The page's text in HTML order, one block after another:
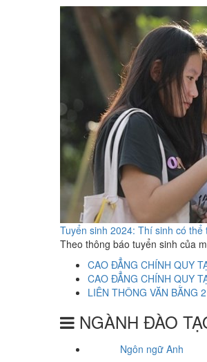
Tuyển sinh 2024: Thí sinh có
Theo thông báo tuyển sinh của
CAO ĐẲNG CHÍNH QUY
CAO ĐẲNG CHÍNH QUY
LIÊN THÔNG VĂN BẰNG 2
NGÀNH ĐÀO
Ngôn ngữ Anh